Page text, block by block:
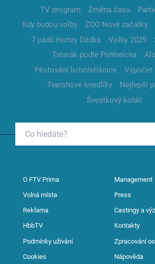
TV program
Změna času
Kdy budou volby
ZOO Nové začátky
7 pádů Honzy Dědka
Volby 2025
Tatarák podle Pohlreicha
Pěstování lichořeřišnice
Výpočet
Tvarohové knedlíky
Nejlepší
Švestkový koláč
O FTV Prima Management
Volná místa Press
Reklama Castingy a
HbbTV Kontakty
Podmínky užívání Zpracování
Cookies Nápověda